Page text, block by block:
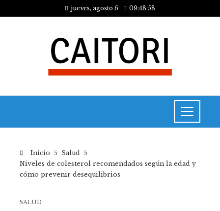
jueves, agosto 6 09:48:58
Inicio
Salud
Niveles de colesterol recomendados según la edad y
cómo prevenir desequilibrios
SALUD